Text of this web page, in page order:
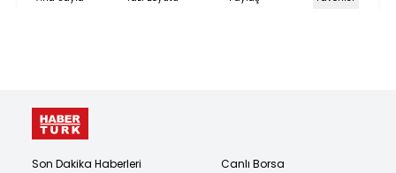
Son Dakika Haberleri
Canlı Borsa